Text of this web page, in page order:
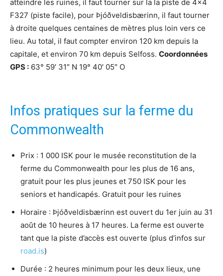
atteindre les ruines, il faut tourner sur la la piste de 4×4
F327 (piste facile), pour Þjóðveldisbærinn, il faut tourner
à droite quelques centaines de mètres plus loin vers ce
lieu. Au total, il faut compter environ 120 km depuis la
capitale, et environ 70 km depuis Selfoss. Coordonnées
GPS : 63° 59′ 31″ N 19° 40′ 05″ O
Infos pratiques sur la ferme du
Commonwealth
Prix : 1 000 ISK pour le musée reconstitution de la
ferme du Commonwealth pour les plus de 16 ans,
gratuit pour les plus jeunes et 750 ISK pour les
seniors et handicapés. Gratuit pour les ruines
Horaire : Þjóðveldisbærinn est ouvert du 1er juin au 31
août de 10 heures à 17 heures. La ferme est ouverte
tant que la piste d’accès est ouverte (plus d’infos sur
road.is)
Durée : 2 heures minimum pour les deux lieux, une